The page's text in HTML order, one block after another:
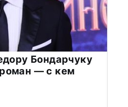
Бондарчуку
— с кем